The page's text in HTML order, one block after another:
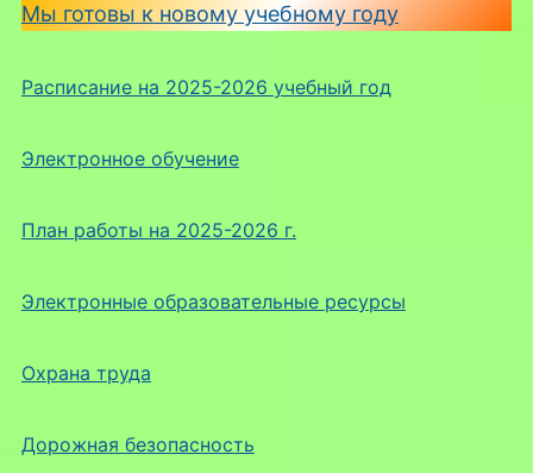
Мы готовы к новому учебному году
Расписание на 2025-2026 учебный год
Электронное обучение
План работы на 2025-2026 г.
Электронные образовательные ресурсы
Охрана труда
Дорожная безопасность